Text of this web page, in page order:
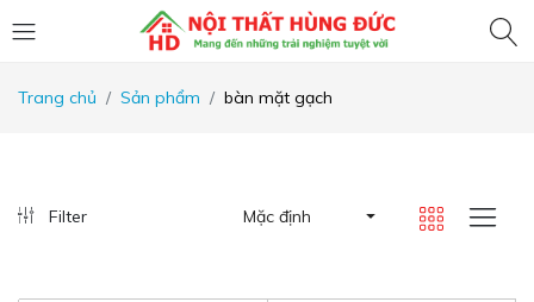
Trang chủ Sản phẩm bàn mặt gạch
Filter Mặc định